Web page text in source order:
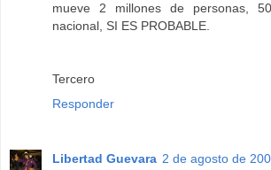
mueve 2 millones de personas,
nacional, SI ES PROBABLE.
Tercero
Responder
Libertad Guevara 2 de agosto de